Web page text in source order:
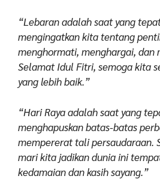
“Lebaran adalah saat yang
mengingatkan kita tentang
menghormati, menghargai, dan
Selamat Idul Fitri, semoga kita
yang lebih baik.”
“Hari Raya adalah saat yang
menghapuskan batas-batas
mempererat tali persaudaraan.
mari kita jadikan dunia ini
kedamaian dan kasih sayang.”